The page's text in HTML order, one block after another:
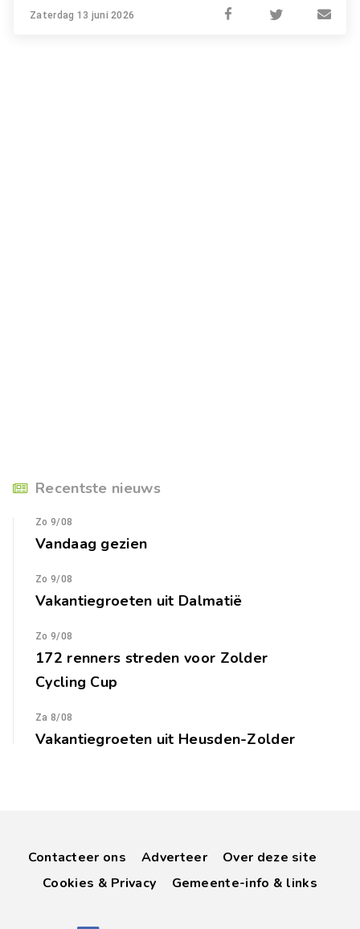
Zaterdag 13 juni 2026
Recentste nieuws
Zo 9/08
Vandaag gezien
Zo 9/08
Vakantiegroeten uit Dalmatië
Zo 9/08
172 renners streden voor Zolder
Cycling Cup
Za 8/08
Vakantiegroeten uit Heusden-Zolder
Contacteer ons Adverteer
Over deze site
Cookies & Privacy
Gemeente-info & links